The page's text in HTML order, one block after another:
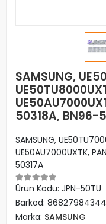
SAMSUNG,
50318A, BN96-
SAMSUNG,
UE50AU7000UXTK,
50317A
Ürün Kodu: JPN-50TU
Barkod:
Marka: SAMSUNG